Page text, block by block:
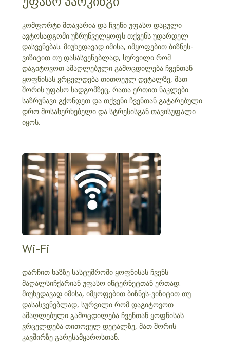
კომფორტი მთავარია და ჩვენი უფასო დაცული
ავტოსადგომი უზრუნველყოფს თქვენს უდარდელ
დასვენებას. მიუხედავად იმისა, იმყოფებით ბიზნეს-
ვიზიტით თუ დასასვენებლად, სურვილი რომ
დაგიტოვოთ ამაღლებული გამოცდილება ჩვენთან
ყოფნისას ვრცელდება თითოეულ დეტალზე, მათ
შორის უფასო სადგომზეც, რათა ერთით ნაკლები
საზრუნავი გქონდეთ და თქვენი ჩვენთან გატარებული
დრო მოსახერხებელი და სტრესისგან თავისუფალი
იყოს.
Wi-Fi
დარჩით ხაზზე სასტუმროში ყოფნისას ჩვენს
მაღალსიჩქარიან უფასო ინტერნეტთან ერთად.
მიუხედავად იმისა, იმყოფებით ბიზნეს-ვიზიტით თუ
დასასვენებლად, სურვილი რომ დაგიტოვოთ
ამაღლებული გამოცდილება ჩვენთან ყოფნისას
ვრცელდება თითოეულ დეტალზე, მათ შორის
კავშირზე გარესამყაროსთან.